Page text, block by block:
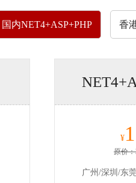
国内NET4+ASP+PHP 香
¥
原价
广州/深圳/东